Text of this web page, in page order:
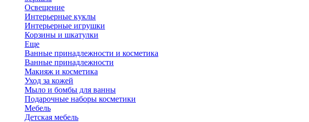
Освещение
Интерьерные куклы
Интерьерные игрушки
Корзины и шкатулки
Еще
Ванные принадлежности и косметика
Ванные принадлежности
Макияж и косметика
Уход за кожей
Мыло и бомбы для ванны
Подарочные наборы косметики
Мебель
Детская мебель